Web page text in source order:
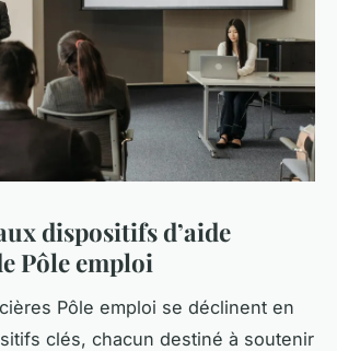
dispositifs d’aide
Pôle emploi
Pôle emploi se déclinent en
clés, chacun destiné à soutenir